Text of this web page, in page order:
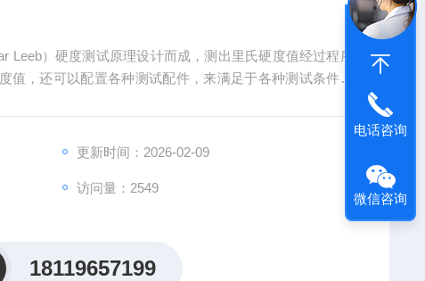
Leeb）硬度测试原理设计而成，测出里氏硬度值经过程序
值，还可以配置各种测试配件，来满足于各种测试条件和
更新时间：2026-02-09
访问量：2549
18119657199
电话咨询
微信咨询